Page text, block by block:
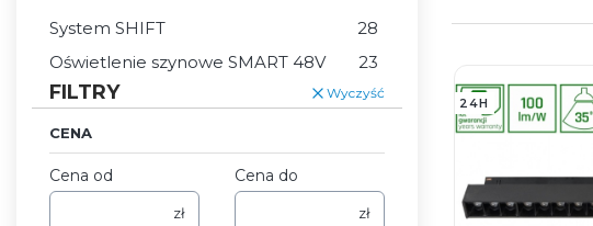
System SHIFT
28
Oświetlenie szynowe SMART 48V
23
FILTRY Wyczyść
CENA
Cena od
zł
Cena do
zł
24H